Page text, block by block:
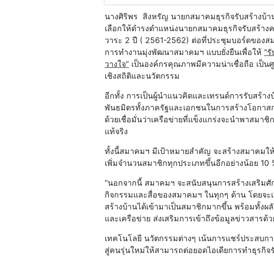
นางศิริพร สิงหรัญ นายกสมาคมธุรกิจรับสร้างบ้า
เลือกให้ดำรงตำแหน่งนายกสมาคมธุรกิจรับสร้า
วาระ 2 ปี ( 2561-2562) ต่อที่ประชุมบอร์ดของ
การทำงานมุ่งพัฒนาสมาคมฯ แบบยั่งยืนเพื่อให้ “รั
วางใจ” เป็นองค์กรคุณภาพมีความน่าเชื่อถือ เป็น
เชิงสถิติและนวัตกรรม
อีกทั้ง การเป็นผู้นำแนวคิดและเทรนด์การรับสร้
พันธมิตรทั้งภาครัฐและเอกชนในการสร้างโอกา
ด้วยเชื่อมั่นว่าเครือข่ายที่แข็งแกร่งจะนำพาสมาชิ
แท้จริง
ทั้งนี้สมาคมฯ มีเป้าหมายสำคัญ จะสร้างสมาคม
เพิ่มจำนวนสมาชิกทุกประเภทขึ้นอีกอย่างน้อย 10
“นอกจากนี้ สมาคมฯ จะสนับสนุนการสร้างเสริม
กิจกรรมและสื่อของสมาคมฯ ในทุกๆ ด้าน โดยจ
สร้างบ้านได้เข้ามาเป็นสมาชิกมากขึ้น พร้อมทั้งผ
และเครือข่าย ส่งเสริมการเข้าถึงข้อมูลข่าวสารด้ว
เทคโนโลยี นวัตกรรมต่างๆ เน้นการแชร์ประส
สู่คนรุ่นใหม่ให้สามารถต่อยอดไอเดียการทำธุรกิ